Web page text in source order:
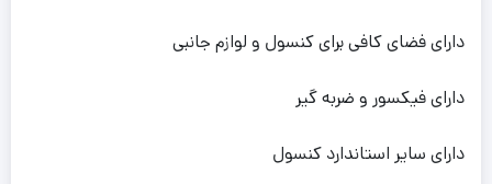
دارای فضای کافی برای کنسول و لوازم جانبی
دارای فیکسور و ضربه گیر
دارای سایر استاندارد کنسول